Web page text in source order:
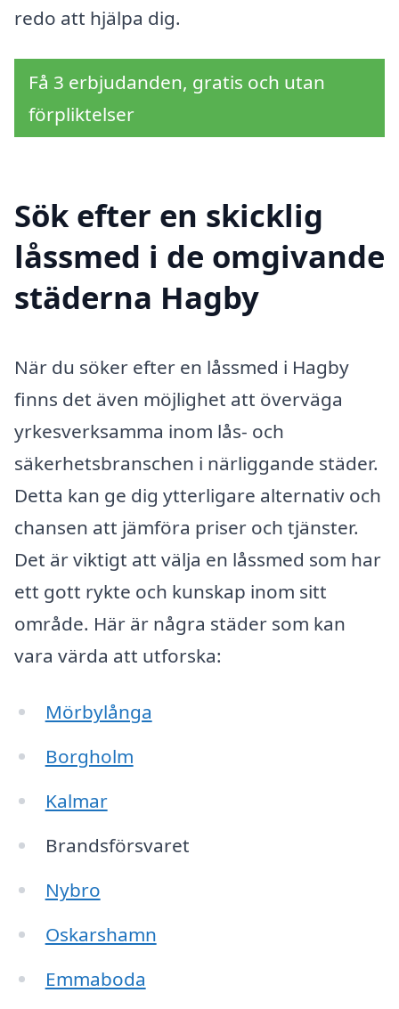
redo att hjälpa dig.
Få 3 erbjudanden, gratis och utan
förpliktelser
Sök efter en skicklig
låssmed i de omgivande
städerna Hagby
När du söker efter en låssmed i Hagby
finns det även möjlighet att överväga
yrkesverksamma inom lås- och
säkerhetsbranschen i närliggande städer.
Detta kan ge dig ytterligare alternativ och
chansen att jämföra priser och tjänster.
Det är viktigt att välja en låssmed som har
ett gott rykte och kunskap inom sitt
område. Här är några städer som kan
vara värda att utforska:
Mörbylånga
Borgholm
Kalmar
Brandsförsvaret
Nybro
Oskarshamn
Emmaboda